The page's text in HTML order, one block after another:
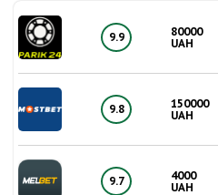
9.9
80000
UAH
9.8
150000
UAH
9.7
4000
UAH